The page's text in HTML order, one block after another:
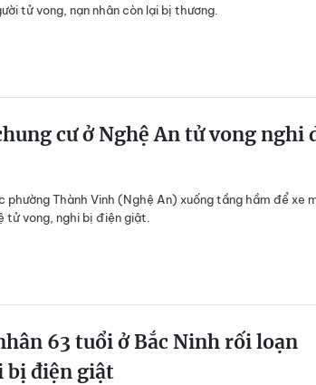
tử vong, nạn nhân còn lại bị thương.
cư ở Nghệ An tử vong nghi
phường Thành Vinh (Nghệ An) xuống tầng hầm để xe
vong, nghi bị điện giật.
63 tuổi ở Bắc Ninh rối loạn
bị điện giật